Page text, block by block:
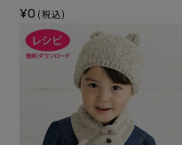
キュート＞（レシピ）
¥0 (税込)